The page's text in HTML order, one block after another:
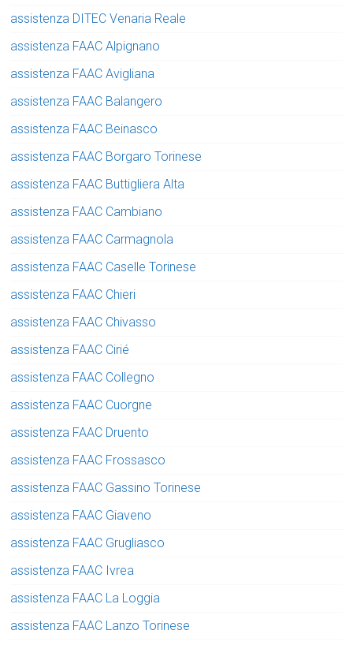
assistenza DITEC Venaria Reale
assistenza FAAC Alpignano
assistenza FAAC Avigliana
assistenza FAAC Balangero
assistenza FAAC Beinasco
assistenza FAAC Borgaro Torinese
assistenza FAAC Buttigliera Alta
assistenza FAAC Cambiano
assistenza FAAC Carmagnola
assistenza FAAC Caselle Torinese
assistenza FAAC Chieri
assistenza FAAC Chivasso
assistenza FAAC Cirié
assistenza FAAC Collegno
assistenza FAAC Cuorgne
assistenza FAAC Druento
assistenza FAAC Frossasco
assistenza FAAC Gassino Torinese
assistenza FAAC Giaveno
assistenza FAAC Grugliasco
assistenza FAAC Ivrea
assistenza FAAC La Loggia
assistenza FAAC Lanzo Torinese